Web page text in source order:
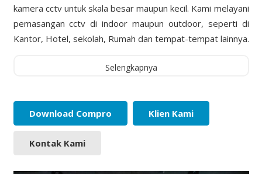
kamera cctv untuk skala besar maupun kecil. Kami melayani
pemasangan cctv di indoor maupun outdoor, seperti di
Kantor, Hotel, sekolah, Rumah dan tempat-tempat lainnya.
Selengkapnya
Download Compro Klien Kami
Kontak Kami